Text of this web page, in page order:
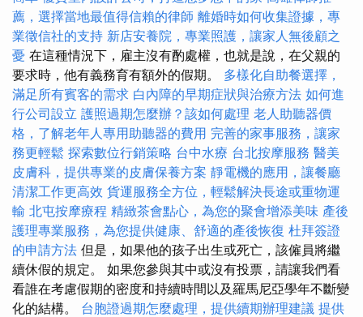
薦，選擇當地最值得信賴的律師 離婚時如何收集證據，專
業徵信社的支持 新店安養院，專業照護，讓家人無後顧之
憂 在這種情況下，雇主沒有酌處權，也就是說，在父親的
要求時，他有義務育有額外的假期。 多樣化自助餐選擇，
滿足所有賓客的需求 白內障的早期症狀與治療方法 如何進
行公司設立 護照過期怎麼辦？該如何處理 老人助聽器價
格，了解老年人專用助聽器的費用 完善的家事服務，讓家
務更輕鬆 探索數位行銷策略 台中水療 台北按摩服務 醫美
皮膚科，提供專業的皮膚保養方案 靜電機的應用，讓餐廳
清潔工作更高效 貨運服務全方位，輕鬆解決長途或重物運
輸 北屯按摩療程 精緻茶會點心，為您的聚會增添美味 產後
護理專業服務，為您提供健康、舒適的產後恢復 杜拜簽證
的申請方法 但是，如果他的孩子出生或死亡，該僱員將繼
續休假的規定。 如果您參與其中或沒有投票，請讓我們看
看誰在考慮假期的密度和持續時間以及羅馬尼亞學年不斷變
化的結構。 台胞證過期怎麼處理，提供續期辦理建議 提供